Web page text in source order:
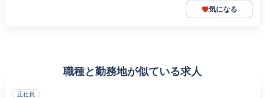
気になる
職種と勤務地が似ている求人
正社員